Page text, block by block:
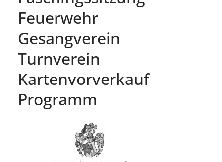
Feuerwehr
Gesangverein
Turnverein
Kartenvorverkauf
Programm